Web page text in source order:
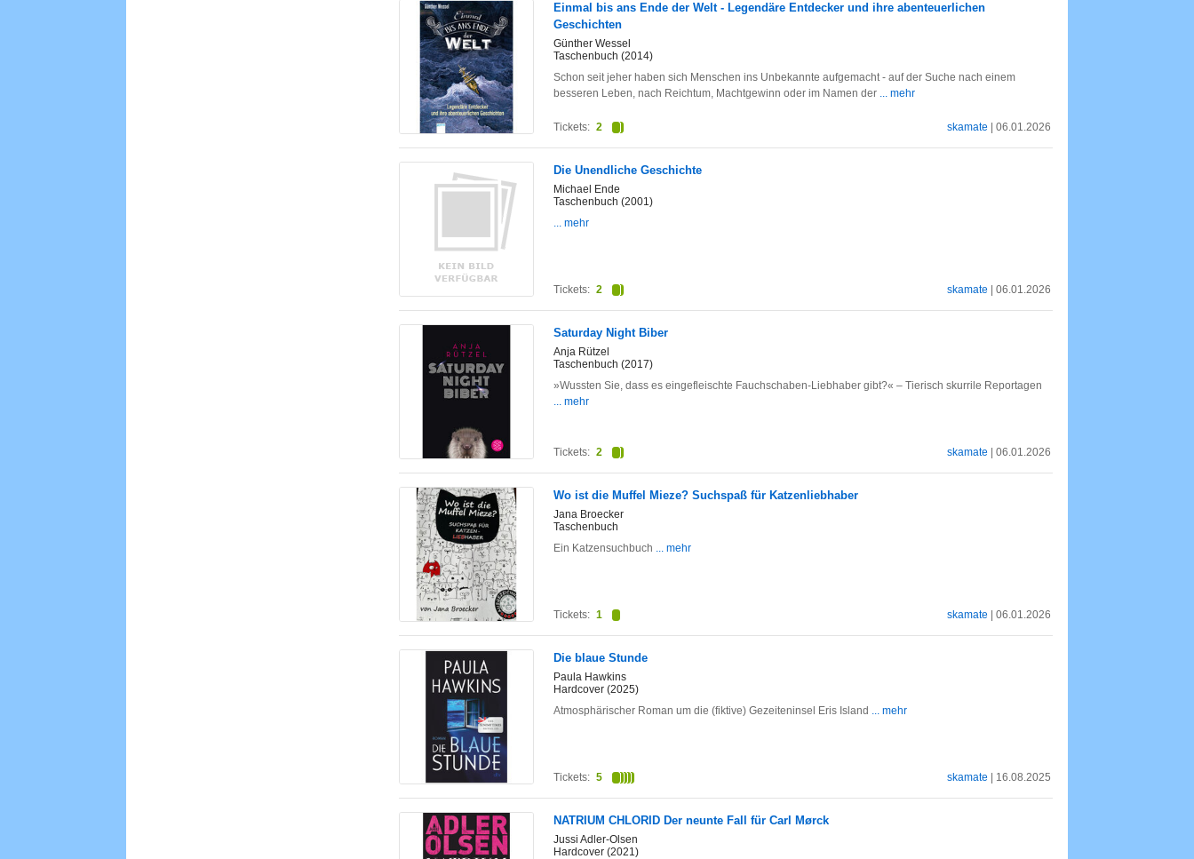
Einmal bis ans Ende der Welt - Legendäre Entdecker und ihre abenteuerlichen
Geschichten
Günther Wessel
Taschenbuch (2014)
Schon seit jeher haben sich Menschen ins Unbekannte aufgemacht - auf der Suche nach einem
besseren Leben, nach Reichtum, Machtgewinn oder im Namen der ... mehr
skamate | 06.01.2026
Tickets: 2
Die Unendliche Geschichte
Michael Ende
Taschenbuch (2001)
... mehr
skamate | 06.01.2026
Tickets: 2
Saturday Night Biber
Anja Rützel
Taschenbuch (2017)
»Wussten Sie, dass es eingefleischte Fauchschaben-Liebhaber gibt?« – Tierisch skurrile Reportagen
... mehr
skamate | 06.01.2026
Tickets: 2
Wo ist die Muffel Mieze? Suchspaß für Katzenliebhaber
Jana Broecker
Taschenbuch
Ein Katzensuchbuch ... mehr
skamate | 06.01.2026
Tickets: 1
Die blaue Stunde
Paula Hawkins
Hardcover (2025)
Atmosphärischer Roman um die (fiktive) Gezeiteninsel Eris Island ... mehr
skamate | 16.08.2025
Tickets: 5
NATRIUM CHLORID Der neunte Fall für Carl Mørck
Jussi Adler-Olsen
Hardcover (2021)